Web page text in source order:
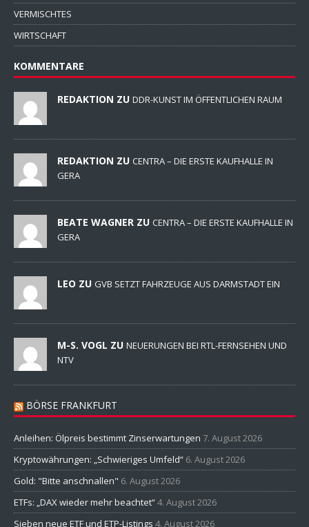
VERMISCHTES
WIRTSCHAFT
KOMMENTARE
REDAKTION ZU DDR-KUNST IM ÖFFENTLICHEN RAUM
REDAKTION ZU CENTRA – DIE ERSTE KAUFHALLE IN
GERA
BEATE WAGNER ZU CENTRA – DIE ERSTE KAUFHALLE IN
GERA
LEO ZU GVB SETZT FAHRZEUGE AUS DARMSTADT EIN
M-S. VOGL ZU NEUERUNGEN BEI RTL-FERNSEHEN UND
NTV
BÖRSE FRANKFURT
Anleihen: Ölpreis bestimmt Zinserwartungen 7. August 2026
Kryptowährungen: „Schwieriges Umfeld“ 6. August 2026
Gold: "Bitte anschnallen" 6. August 2026
ETFs: „DAX wieder mehr beachtet“4. August 2026
Sieben neue ETF und ETP-Listings 4. August 2026